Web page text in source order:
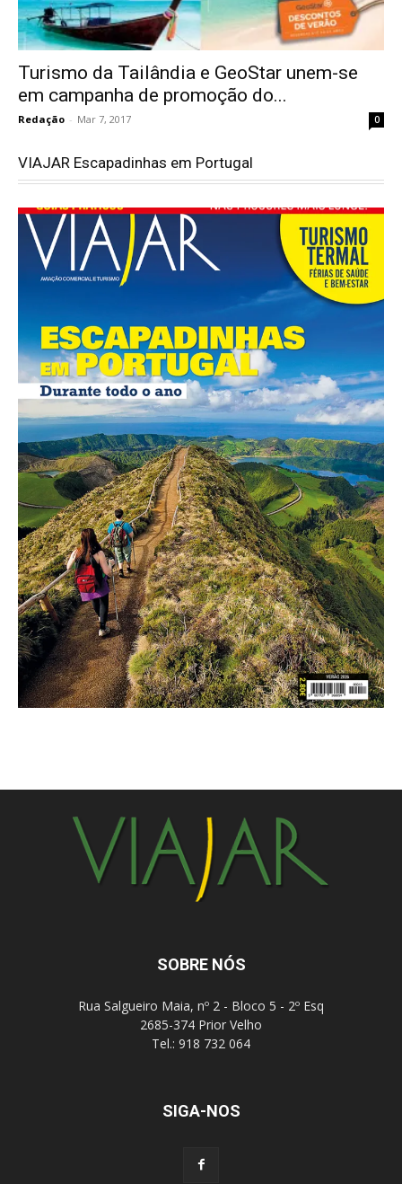
Turismo da Tailândia e GeoStar unem-se
em campanha de promoção do...
Redação - Mar 7, 2017 0
VIAJAR Escapadinhas em Portugal
SOBRE NÓS
Rua Salgueiro Maia, nº 2 - Bloco 5 - 2º Esq
2685-374 Prior Velho
Tel.: 918 732 064
SIGA-NOS